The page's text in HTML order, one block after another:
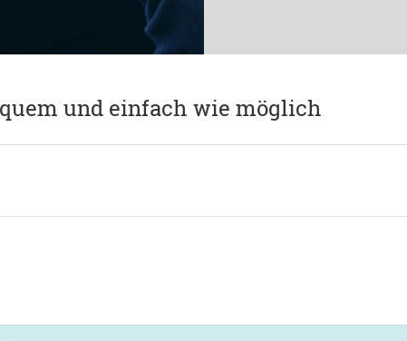
und einfach wie möglich